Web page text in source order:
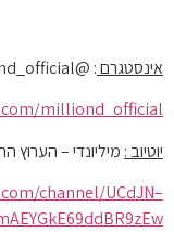
אינסטגרם: @milliond_official
milliond_official/
יוטיוב : מיליונדי – הערוץ
channel/UCdJN–